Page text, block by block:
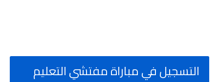
التسجيل في مباراة مفتشي التعليم